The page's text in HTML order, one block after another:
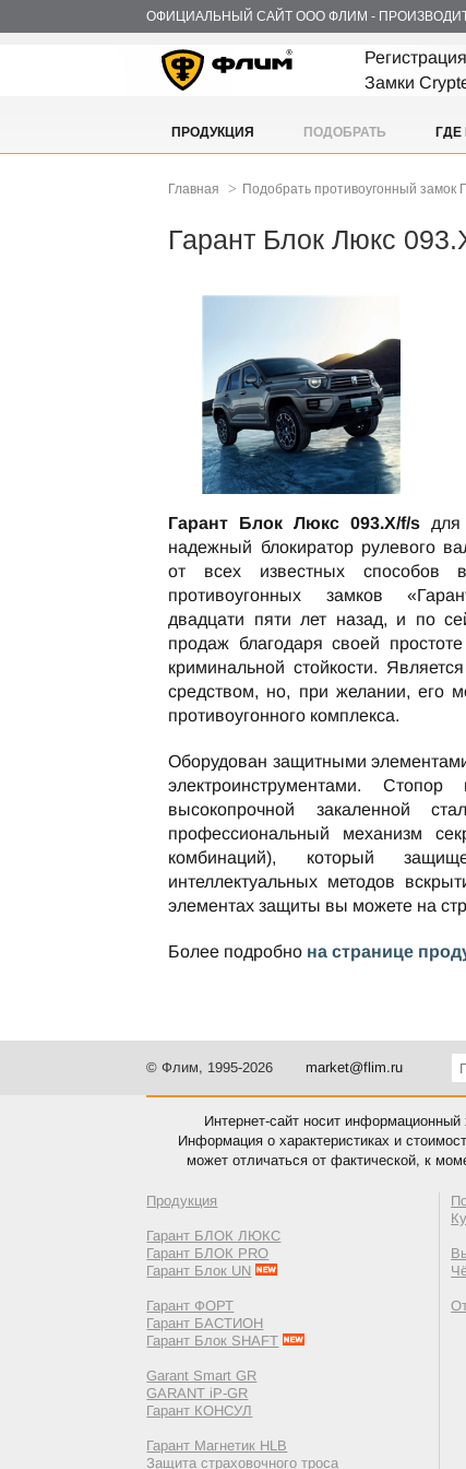
ОФИЦИАЛЬНЫЙ САЙТ ООО ФЛИМ -
Замки
ПРОДУКЦИЯ ПОДОБРАТЬ ГДЕ
Главная > Подобрать противоугонный замок
Гарант Блок Люкс
Гарант Блок Люкс 093.X/f/s для
надежный блокиратор рулевого
от всех известных способов
противоугонных замков
двадцати пяти лет назад, и по
продаж благодаря своей
криминальной стойкости.
средством, но, при желании, его
противоугонного комплекса.
Оборудован защитными
электроинструментами.
высокопрочной закаленной
профессиональный механизм
комбинаций), который
интеллектуальных методов
элементах защиты вы можете на
Более подробно на странице
© Флим, 1995-2026 market@flim.ru
Интернет-сайт носит
Информация о характеристиках и
может отличаться от фактической, к
Продукция
Гарант БЛОК ЛЮКС
Гарант БЛОК PRO
Гарант Блок UN
Гарант ФОРТ
Гарант БАСТИОН
Гарант Блок SHAFT
Garant Smart GR
GARANT iP-GR
Гарант КОНСУЛ
Гарант Магнетик HLB
Защита страховочного троса